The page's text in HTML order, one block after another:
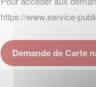
https://www.service-
Demande de Carte